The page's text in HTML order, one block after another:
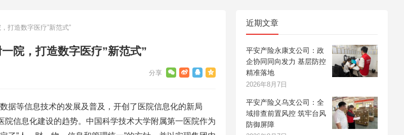
打造数字医疗”新范式”
院，打造数字医疗”新范式”
等信息技术的发展及普及，开创了医院信息化的新局
院信息化建设的趋势。中国科学技术大学附属第一医院作为
近期文章
平安产险永康支公司：政
企协同同向发力 基层防控
精准落地
2026年8月7日
平安产险义乌支公司：全
域排查前置风控 筑牢台风
防御屏障